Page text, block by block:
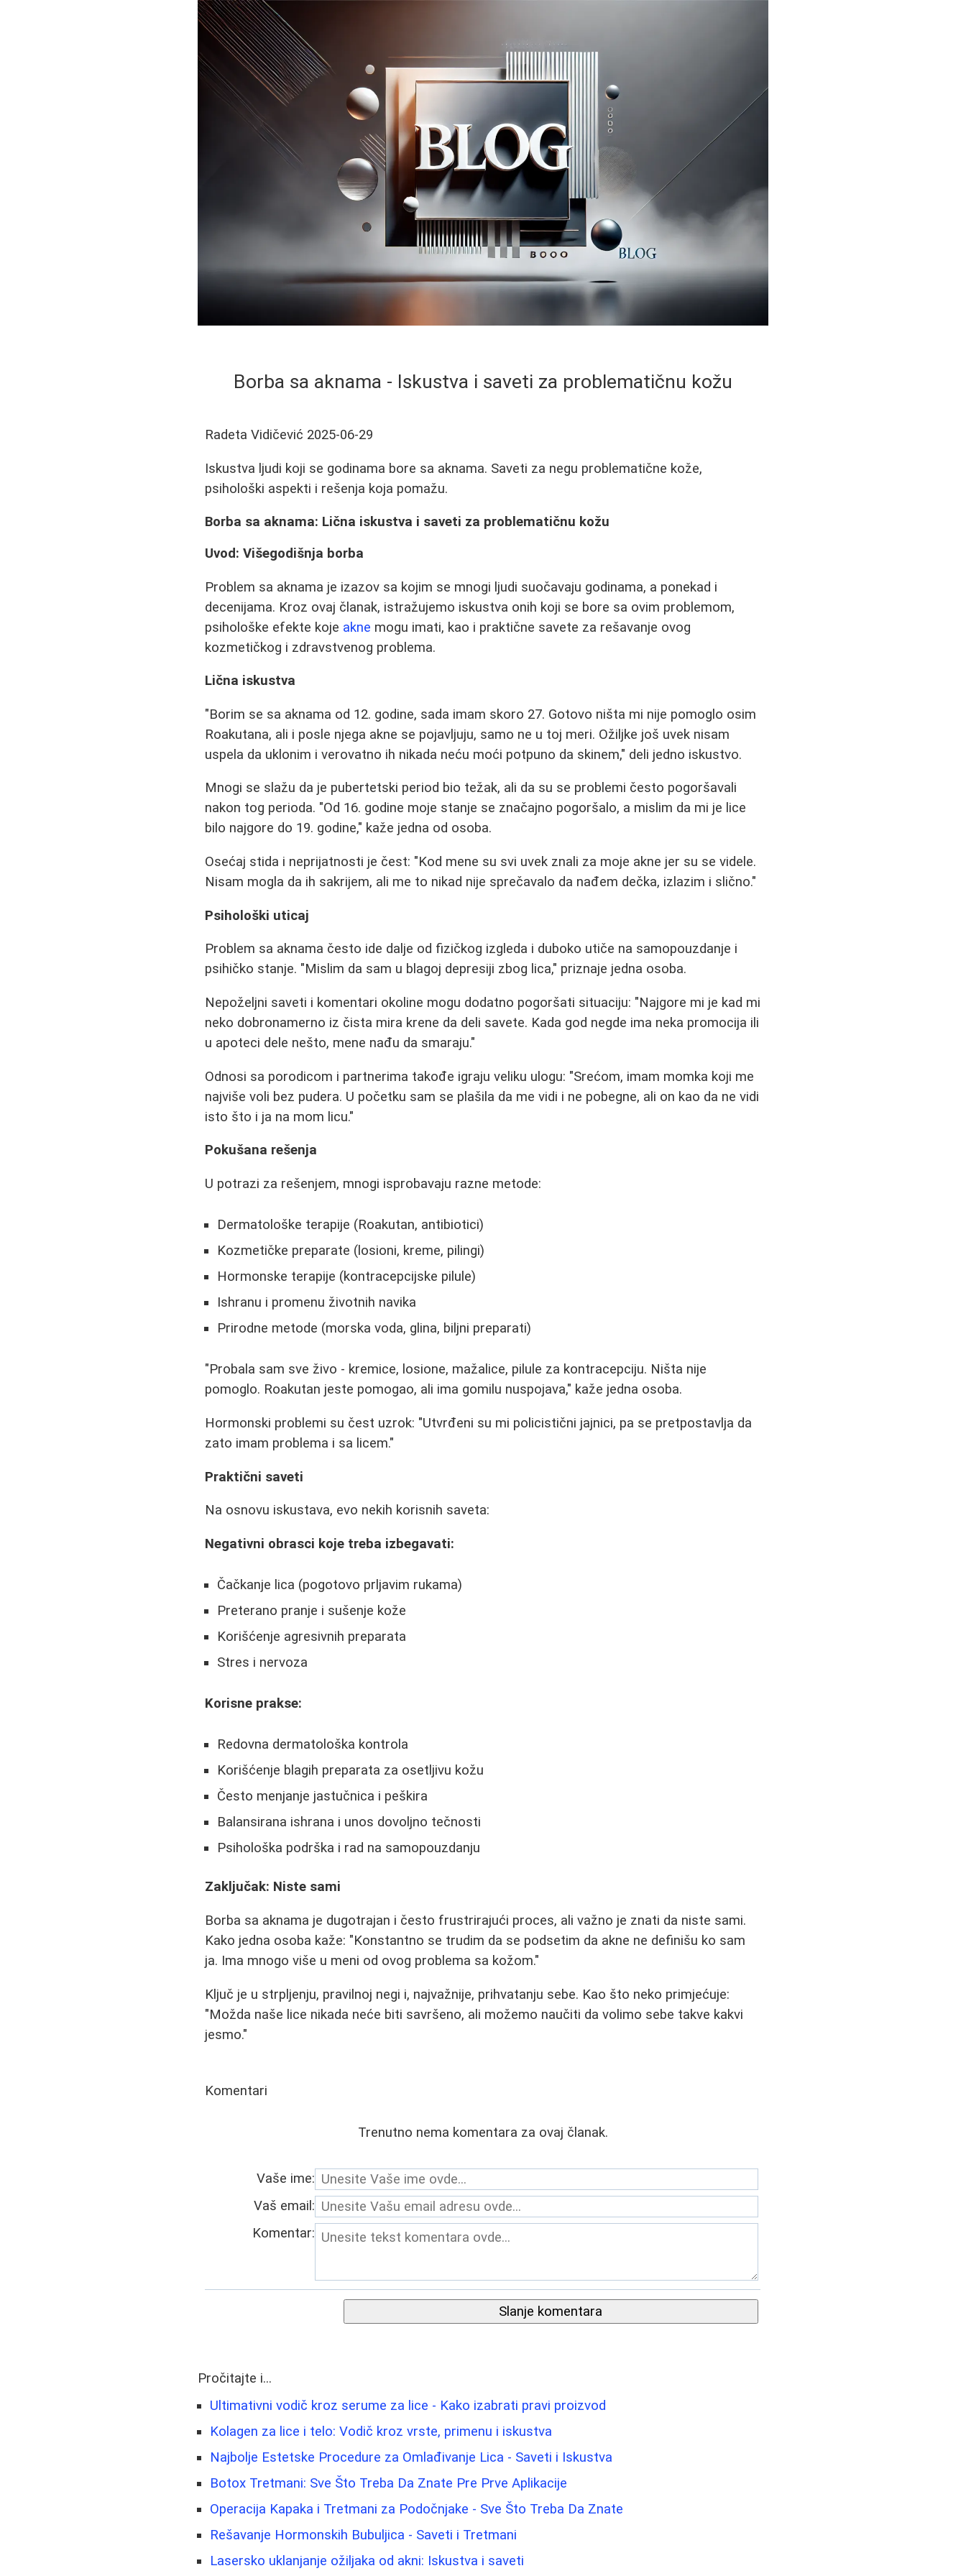
Borba sa aknama - Iskustva i saveti za problematičnu kožu
Radeta Vidičević 2025-06-29
Iskustva ljudi koji se godinama bore sa aknama. Saveti za negu problematične kože,
psihološki aspekti i rešenja koja pomažu.
Borba sa aknama: Lična iskustva i saveti za problematičnu kožu
Uvod: Višegodišnja borba
Problem sa aknama je izazov sa kojim se mnogi ljudi suočavaju godinama, a ponekad i
decenijama. Kroz ovaj članak, istražujemo iskustva onih koji se bore sa ovim problemom,
psihološke efekte koje akne mogu imati, kao i praktične savete za rešavanje ovog
kozmetičkog i zdravstvenog problema.
Lična iskustva
"Borim se sa aknama od 12. godine, sada imam skoro 27. Gotovo ništa mi nije pomoglo osim
Roakutana, ali i posle njega akne se pojavljuju, samo ne u toj meri. Ožiljke još uvek nisam
uspela da uklonim i verovatno ih nikada neću moći potpuno da skinem," deli jedno iskustvo.
Mnogi se slažu da je pubertetski period bio težak, ali da su se problemi često pogoršavali
nakon tog perioda. "Od 16. godine moje stanje se značajno pogoršalo, a mislim da mi je lice
bilo najgore do 19. godine," kaže jedna od osoba.
Osećaj stida i neprijatnosti je čest: "Kod mene su svi uvek znali za moje akne jer su se videle.
Nisam mogla da ih sakrijem, ali me to nikad nije sprečavalo da nađem dečka, izlazim i slično."
Psihološki uticaj
Problem sa aknama često ide dalje od fizičkog izgleda i duboko utiče na samopouzdanje i
psihičko stanje. "Mislim da sam u blagoj depresiji zbog lica," priznaje jedna osoba.
Nepoželjni saveti i komentari okoline mogu dodatno pogoršati situaciju: "Najgore mi je kad mi
neko dobronamerno iz čista mira krene da deli savete. Kada god negde ima neka promocija ili
u apoteci dele nešto, mene nađu da smaraju."
Odnosi sa porodicom i partnerima takođe igraju veliku ulogu: "Srećom, imam momka koji me
najviše voli bez pudera. U početku sam se plašila da me vidi i ne pobegne, ali on kao da ne vidi
isto što i ja na mom licu."
Pokušana rešenja
U potrazi za rešenjem, mnogi isprobavaju razne metode:
Dermatološke terapije (Roakutan, antibiotici)
Kozmetičke preparate (losioni, kreme, pilingi)
Hormonske terapije (kontracepcijske pilule)
Ishranu i promenu životnih navika
Prirodne metode (morska voda, glina, biljni preparati)
"Probala sam sve živo - kremice, losione, mažalice, pilule za kontracepciju. Ništa nije
pomoglo. Roakutan jeste pomogao, ali ima gomilu nuspojava," kaže jedna osoba.
Hormonski problemi su čest uzrok: "Utvrđeni su mi policistični jajnici, pa se pretpostavlja da
zato imam problema i sa licem."
Praktični saveti
Na osnovu iskustava, evo nekih korisnih saveta:
Negativni obrasci koje treba izbegavati:
Čačkanje lica (pogotovo prljavim rukama)
Preterano pranje i sušenje kože
Korišćenje agresivnih preparata
Stres i nervoza
Korisne prakse:
Redovna dermatološka kontrola
Korišćenje blagih preparata za osetljivu kožu
Često menjanje jastučnica i peškira
Balansirana ishrana i unos dovoljno tečnosti
Psihološka podrška i rad na samopouzdanju
Zaključak: Niste sami
Borba sa aknama je dugotrajan i često frustrirajući proces, ali važno je znati da niste sami.
Kako jedna osoba kaže: "Konstantno se trudim da se podsetim da akne ne definišu ko sam
ja. Ima mnogo više u meni od ovog problema sa kožom."
Ključ je u strpljenju, pravilnoj negi i, najvažnije, prihvatanju sebe. Kao što neko primjećuje:
"Možda naše lice nikada neće biti savršeno, ali možemo naučiti da volimo sebe takve kakvi
jesmo."
Komentari
Trenutno nema komentara za ovaj članak.
Vaše ime:
Vaš email:
Komentar:
Slanje komentara
Pročitajte i...
Ultimativni vodič kroz serume za lice - Kako izabrati pravi proizvod
Kolagen za lice i telo: Vodič kroz vrste, primenu i iskustva
Najbolje Estetske Procedure za Omlađivanje Lica - Saveti i Iskustva
Botox Tretmani: Sve Što Treba Da Znate Pre Prve Aplikacije
Operacija Kapaka i Tretmani za Podočnjake - Sve Što Treba Da Znate
Rešavanje Hormonskih Bubuljica - Saveti i Tretmani
Lasersko uklanjanje ožiljaka od akni: Iskustva i saveti